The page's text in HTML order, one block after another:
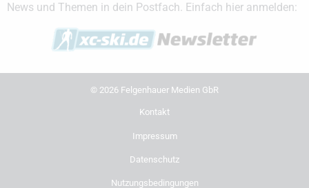
News und Themen in dein Postfach. Einfach hier anmelden:
© 2026 Felgenhauer Medien GbR
Kontakt
Impressum
Datenschutz
Nutzungsbedingungen